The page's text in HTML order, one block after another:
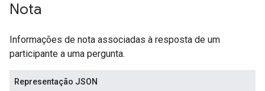
Nota
Informações de nota associadas à resposta de um
participante a uma pergunta.
Representação JSON